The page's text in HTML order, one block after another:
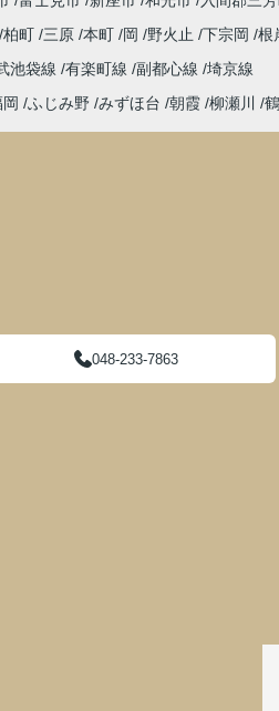
柏町 三原 本町 岡 野火止 下宗岡
根
池袋線 有楽町線 副都心線 埼京線
岡 ふじみ野 みずほ台 朝霞 柳瀬川
048-233-7863